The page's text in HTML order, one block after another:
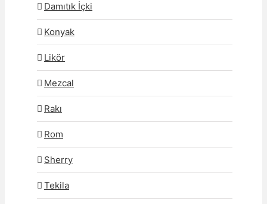
Damıtık İçki
Konyak
Likör
Mezcal
Rakı
Rom
Sherry
Tekila